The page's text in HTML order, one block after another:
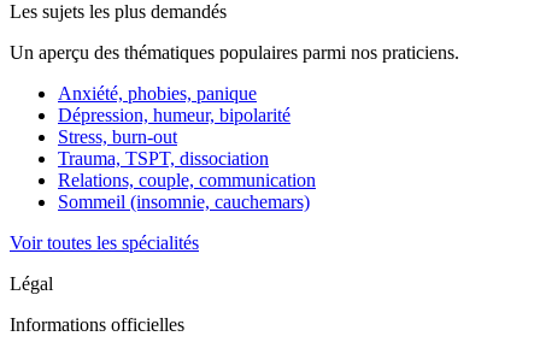
Les sujets les plus demandés
Un aperçu des thématiques populaires parmi nos praticiens.
Anxiété, phobies, panique
Dépression, humeur, bipolarité
Stress, burn-out
Trauma, TSPT, dissociation
Relations, couple, communication
Sommeil (insomnie, cauchemars)
Voir toutes les spécialités
Légal
Informations officielles